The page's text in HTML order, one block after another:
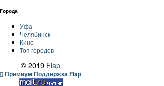
Города
Уфа
Челябинск
Кино
Топ городов
© 2019 Flap
Премиум Поддержка Flap